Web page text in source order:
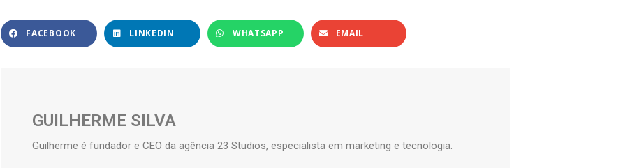
FACEBOOK LINKEDIN WHATSAPP EMAIL
GUILHERME SILVA
Guilherme é fundador e CEO da agência 23 Studios, especialista em marketing e tecnologia.